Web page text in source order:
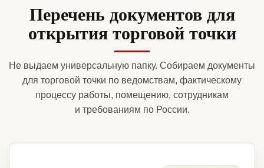
Перечень документов для
открытия торговой точки
Не выдаем универсальную папку. Собираем документы
для торговой точки по ведомствам, фактическому
процессу работы, помещению, сотрудникам
и требованиям по России.